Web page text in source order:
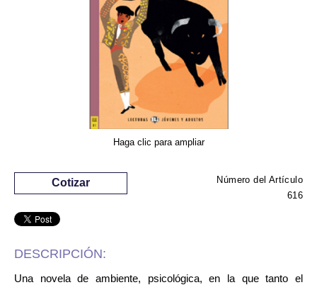
Haga clic para ampliar
Número del Artículo
616
Cotizar
DESCRIPCIÓN:
Una novela de ambiente, psicológica, en la que tanto el